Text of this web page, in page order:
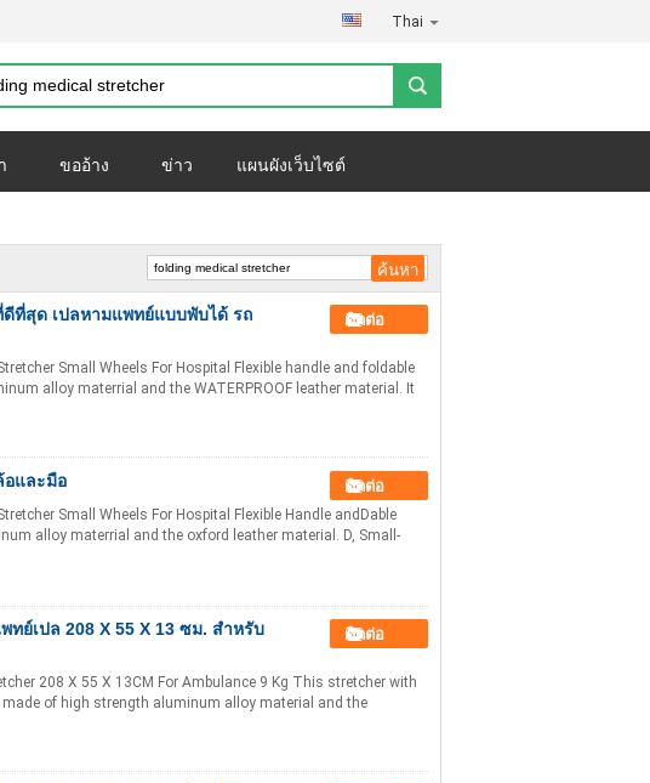
Thai
ขออ้าง ข่าว แผนผังเว็บไซต์
ที่สุด เปลหามแพทย์แบบพับได้ รถ
ติดต่อ
Small Wheels For Hospital Flexible handle and foldable
alloy materrial and the WATERPROOF leather material. It
อและมือ ติดต่อ
Small Wheels For Hospital Flexible Handle andDable
alloy materrial and the oxford leather material. D, Small-
ย์เปล 208 X 55 X 13 ซม. สำหรับ
ติดต่อ
208 X 55 X 13CM For Ambulance 9 Kg This stretcher with
of high strength aluminum alloy material and the